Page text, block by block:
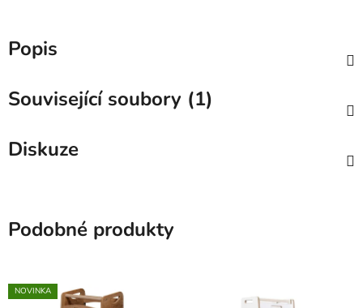
Popis
Související soubory (1)
Diskuze
Podobné produkty
NOVINKA